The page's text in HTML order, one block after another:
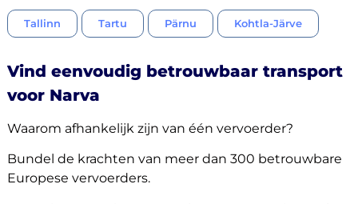
Tallinn Tartu Pärnu Kohtla-Järve
Vind eenvoudig betrouwbaar transport
voor Narva
Waarom afhankelijk zijn van één vervoerder?
Bundel de krachten van meer dan 300 betrouwbare
Europese vervoerders.